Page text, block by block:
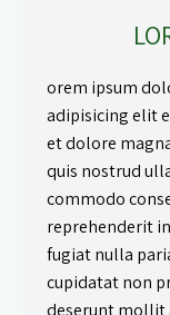
orem ipsum
adipisicing elit
et dolore
quis nostrud
commodo
reprehenderit
fugiat nulla
cupidatat non
deserunt mollit